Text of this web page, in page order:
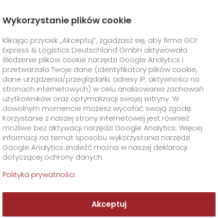
GO! Express
GO!Usługi Bezpośrednie
GO!Smart Express
Rozwiązania Branżowe
GO!Life Science
Transport przesyłek biologicznych
Rozwiązania logistyczne dla badań klinicznych
Transport dla hodowców koni
GO! Food Logistics
GO!GMO
>
GO!Automotive & Industry
Usługi Dodatkowe
Specjalne wymagania transportowe
GO! Dry Ice
Klient
Materiały opakowaniowe
Wczasy po sezonie? Trzy razy tak!
Wykorzystanie plików cookie
Klikając przycisk „Akceptuj”, zgadzasz się, aby firma GO!
Express & Logistics Deutschland GmbH aktywowała
śledzenie plików cookie narzędzi Google Analytics i
przetwarzała Twoje dane (identyfikatory plików cookie,
dane urządzenia/przeglądarki, adresy IP, aktywności na
stronach internetowych) w celu analizowania zachowań
użytkowników oraz optymalizacji swojej witryny. W
dowolnym momencie możesz wycofać swoją zgodę.
Korzystanie z naszej strony internetowej jest również
możliwe bez aktywacji narzędzi Google Analytics. Więcej
informacji na temat sposobu wykorzystania narzędzi
Google Analytics znaleźć można w naszej deklaracji
dotyczącej ochrony danych.
Polityka prywatności
Akceptuj